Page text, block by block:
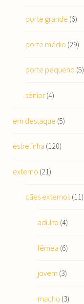
porte grande (6)
porte médio (29)
porte pequeno (5)
sénior(4)
em destaque (5)
estrelinha (120)
externo (21)
cães externos(11)
adulto (4)
fêmea (6)
jovem (3)
macho (3)